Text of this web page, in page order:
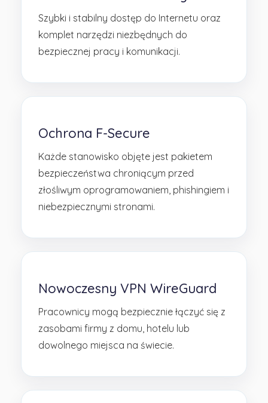
Szybki i stabilny dostęp do Internetu oraz
komplet narzędzi niezbędnych do
bezpiecznej pracy i komunikacji.
Ochrona F-Secure
Każde stanowisko objęte jest pakietem
bezpieczeństwa chroniącym przed
złośliwym oprogramowaniem, phishingiem i
niebezpiecznymi stronami.
Nowoczesny VPN WireGuard
Pracownicy mogą bezpiecznie łączyć się z
zasobami firmy z domu, hotelu lub
dowolnego miejsca na świecie.